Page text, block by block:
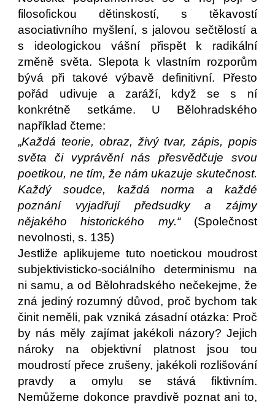
filosofickou dětinskostí, s těkavostí
asociativního myšlení, s jalovou sečtělostí a
s ideologickou vášní přispět k radikální
změně světa. Slepota k vlastním rozporům
bývá při takové výbavě definitivní. Přesto
pořád udivuje a zaráží, když se s ní
konkrétně setkáme. U Bělohradského
například čteme:
„Každá teorie, obraz, živý tvar, zápis, popis
světa či vyprávění nás přesvědčuje svou
poetikou, ne tím, že nám ukazuje skutečnost.
Každý soudce, každá norma a každé
poznání vyjadřují předsudky a zájmy
nějakého historického my.“(Společnost
nevolnosti, s. 135)
Jestliže aplikujeme tuto noetickou moudrost
subjektivisticko-sociálního determinismu na
ni samu, a od Bělohradského nečekejme, že
zná jediný rozumný důvod, proč bychom tak
činit neměli, pak vzniká zásadní otázka: Proč
by nás měly zajímat jakékoli názory? Jejich
nároky na objektivní platnost jsou tou
moudrostí přece zrušeny, jakékoli rozlišování
pravdy a omylu se stává fiktivním.
Nemůžeme dokonce pravdivě poznat ani to,